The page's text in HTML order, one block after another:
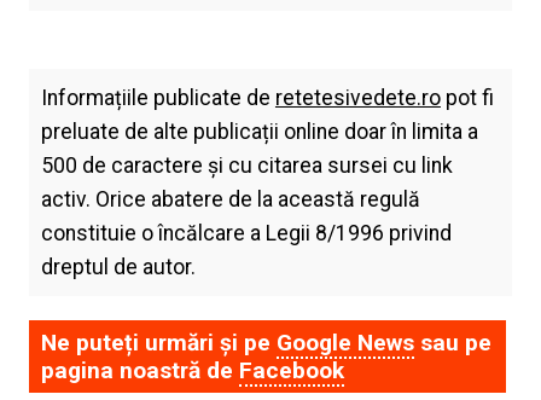
Informațiile publicate de retetesivedete.ropot fi
preluate de alte publicații online doar în limita a
500 de caractere și cu citarea sursei cu link
activ. Orice abatere de la această regulă
constituie o încălcare a Legii 8/1996 privind
dreptul de autor.
Ne puteți urmări și pe Google Newssau pe
pagina noastră de Facebook